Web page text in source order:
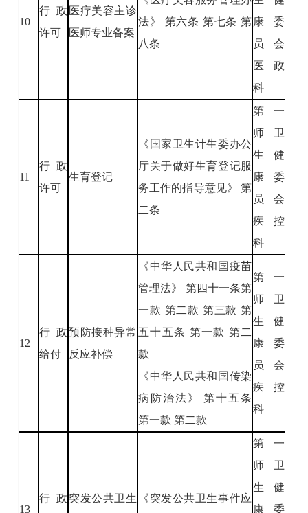
10
行政
许可
医疗美容主诊
医师专业备案
法》 第六条 第七条 第
八条
康委
员会
医政
科
11
行政
许可
生育登记
《国家卫生计生委办公
厅关于做好生育登记服
务工作的指导意见》 第
二条
第一
师卫
生健
康委
员会
疾控
科
12
行政
给付
预防接种异常
反应补偿
《中华人民共和国疫苗
管理法》 第四十一条第
一款 第二款 第三款 第
五十五条 第一款 第二
款
《中华人民共和国传染
病防治法》 第十五条
第一款 第二款
第一
师卫
生健
康委
员会
疾控
科
13
行政 突发公共卫生 《突发公共卫生事件应
第一
师卫
生健
康委